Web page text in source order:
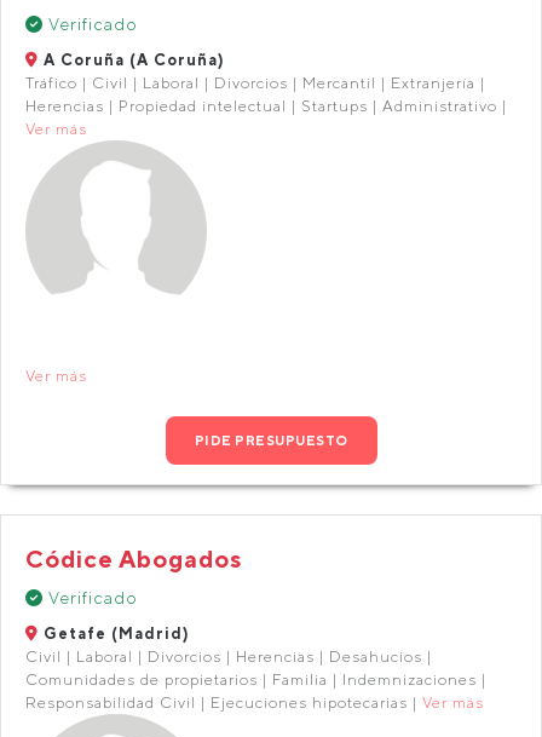
Verificado
A Coruña (A Coruña)
Tráfico | Civil | Laboral | Divorcios | Mercantil | Extranjería |
Herencias | Propiedad intelectual | Startups | Administrativo |
Ver más
Ver más
PIDE PRESUPUESTO
Códice Abogados
Verificado
Getafe (Madrid)
Civil | Laboral | Divorcios | Herencias | Desahucios |
Comunidades de propietarios | Familia | Indemnizaciones |
Responsabilidad Civil | Ejecuciones hipotecarias | Ver más